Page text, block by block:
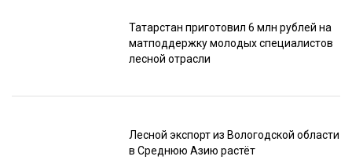
Татарстан приготовил 6 млн рублей на
матподдержку молодых специалистов
лесной отрасли
Лесной экспорт из Вологодской области
в Среднюю Азию растёт